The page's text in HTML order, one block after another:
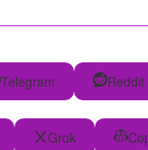
Telegram Reddit
Grok